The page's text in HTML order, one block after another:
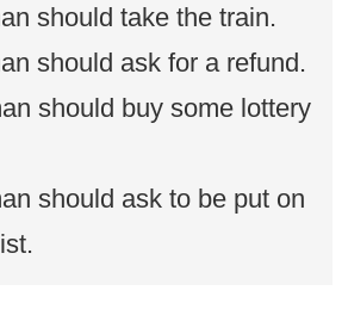
should take the train.
should ask for a refund.
should buy some lottery
should ask to be put on